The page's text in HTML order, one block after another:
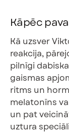
Kāpēc
Kā uzsver
reakcija,
pilnīgi
gaismas
ritms un
melatonīns
un pat
uztura